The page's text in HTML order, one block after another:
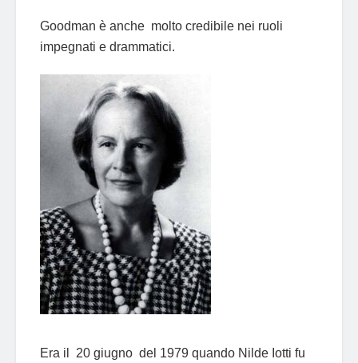
Goodman è anche molto credibile nei ruoli
impegnati e drammatici.
Era il 20 giugno del 1979 quando Nilde Iotti fu